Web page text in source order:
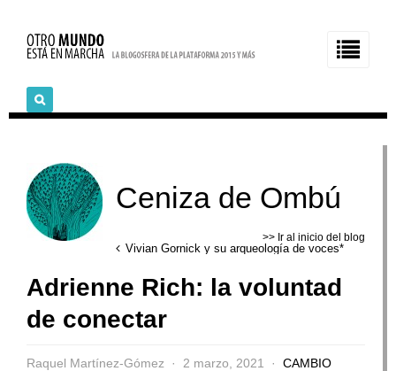
Ceniza de Ombú
>> Ir al inicio del blog
Vivian Gornick y su arqueología de voces*
Adrienne Rich: la voluntad
de conectar
Raquel Martínez-Gómez 2 marzo, 2021
CAMBIO